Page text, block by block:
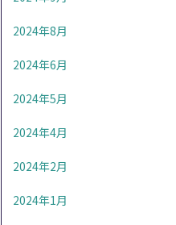
2024年8月
2024年6月
2024年5月
2024年4月
2024年2月
2024年1月